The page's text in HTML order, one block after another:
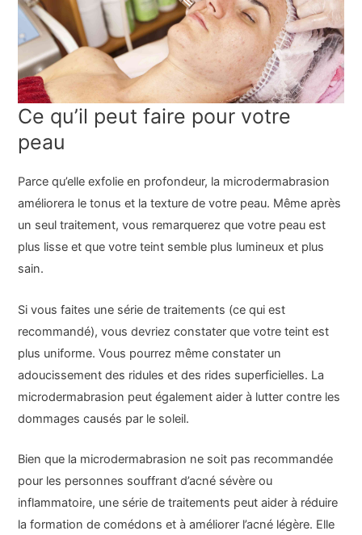
Ce qu’il peut faire pour votre
peau
Parce qu’elle exfolie en profondeur, la microdermabrasion
améliorera le tonus et la texture de votre peau. Même après
un seul traitement, vous remarquerez que votre peau est
plus lisse et que votre teint semble plus lumineux et plus
sain.
Si vous faites une série de traitements (ce qui est
recommandé), vous devriez constater que votre teint est
plus uniforme. Vous pourrez même constater un
adoucissement des ridules et des rides superficielles. La
microdermabrasion peut également aider à lutter contre les
dommages causés par le soleil.
Bien que la microdermabrasion ne soit pas recommandée
pour les personnes souffrant d’acné sévère ou
inflammatoire, une série de traitements peut aider à réduire
la formation de comédons et à améliorer l’acné légère. Elle